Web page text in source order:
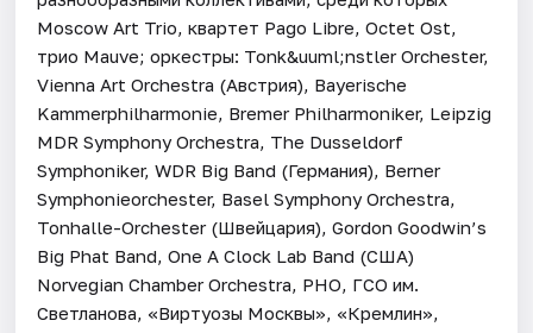
Moscow Art Trio, квартет Pago Libre, Octet Ost,
трио Mauve; оркестры: Tonk&uuml;nstler Orchester,
Vienna Art Orchestra (Австрия), Bayerische
Kammerphilharmonie, Bremer Philharmoniker, Leipzig
MDR Symphony Orchestra, The Dusseldorf
Symphoniker, WDR Big Band (Германия), Berner
Symphonieorchester, Basel Symphony Orchestra,
Tonhalle-Orchester (Швейцария), Gordon Goodwin’s
Big Phat Band, One A Clock Lab Band (США)
Norvegian Chamber Orchestra, РНО, ГСО им.
Светланова, «Виртуозы Москвы», «Кремлин»,